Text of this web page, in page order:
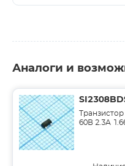
Аналоги и
60В 2.3А